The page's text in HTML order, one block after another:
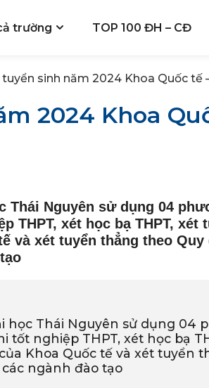
trường TOP 100 ĐH – CĐ
sinh năm 2024 Khoa Quốc tế
2024 Khoa
Thái Nguyên sử dụng 04
THPT, xét học bạ THPT, xét
và xét tuyển thẳng theo Quy
học Thái Nguyên sử dụng 04
tốt nghiệp THPT, xét học bạ
Khoa Quốc tế và xét tuyển
ngành đào tạo